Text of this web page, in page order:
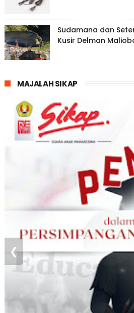
Sudamana dan
Kusir Delman
MAJALAH SIKAP
❮